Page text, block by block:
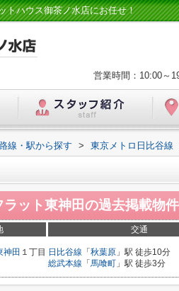
トハウス御茶ノ水店にお任せ！
営業時間：10:00～
線・駅から探す > 東京メトロ日比谷線
ット東神田の過去掲載物
交通
神田 １丁目 日比谷線 「 秋葉原 」駅 徒歩10分
総武本線 「 馬喰町 」駅 徒歩3分